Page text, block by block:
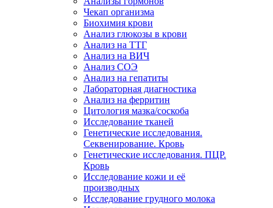
Чекап организма
Биохимия крови
Анализ глюкозы в крови
Анализ на ТТГ
Анализ на ВИЧ
Анализ СОЭ
Анализ на гепатиты
Лабораторная диагностика
Анализ на ферритин
Цитология мазка/соскоба
Исследование тканей
Генетические исследования.
Секвенирование. Кровь
Генетические исследования. ПЦР.
Кровь
Исследование кожи и её
производных
Исследование грудного молока